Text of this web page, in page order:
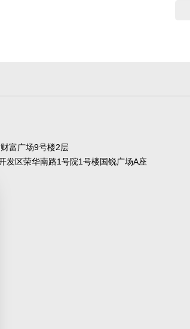
富广场9号楼2层
发区荣华南路1号院1号楼国锐广场A座